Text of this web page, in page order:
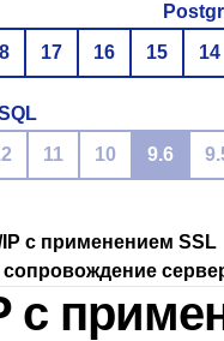
17 16 15 14
11 10 9.6
с применением SSL
сопровождение
с